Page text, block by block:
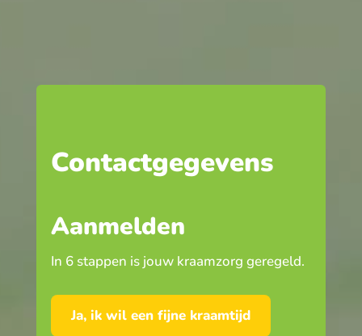
Contactgegevens
Aanmelden
In 6 stappen is jouw kraamzorg geregeld.
Ja, ik wil een fijne kraamtijd